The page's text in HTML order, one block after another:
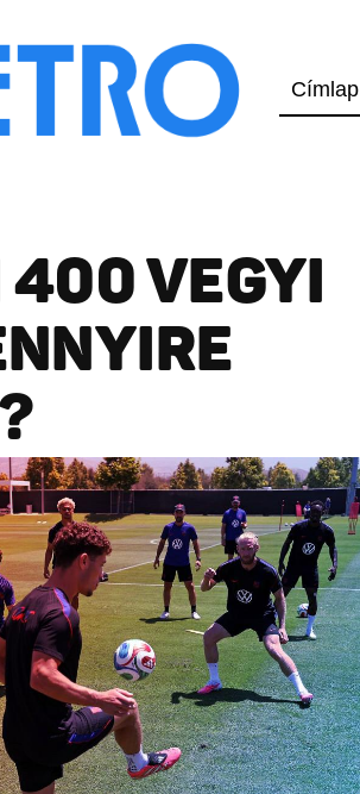
Címlap
400 VEGYI